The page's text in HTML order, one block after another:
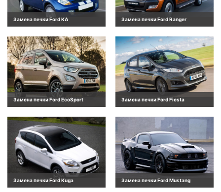
Замена печки Ford KA Замена печки Ford Ranger
Замена печки Ford EcoSport Замена печки Ford Fiesta
Замена печки Ford Kuga Замена печки Ford Mustang